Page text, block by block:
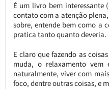
É um livro bem interessante
contato com a atenção
sobre, entende bem como a
pratica tanto quanto deveria.
E claro que fazendo as
muda, o relaxamento vem
naturalmente, viver com
foco, dentre outras coisas, e